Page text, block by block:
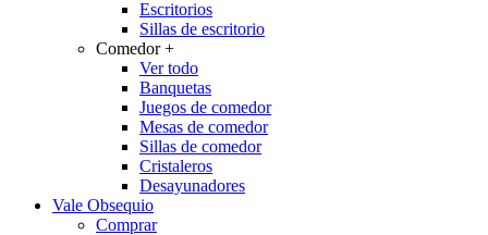
Escritorios
Sillas de escritorio
Comedor+
Ver todo
Banquetas
Juegos de comedor
Mesas de comedor
Sillas de comedor
Cristaleros
Desayunadores
Vale Obsequio
Comprar